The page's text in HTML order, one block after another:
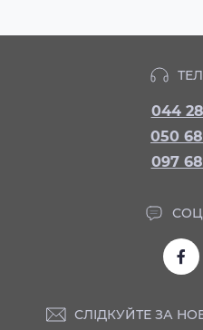
044
050
097
СОЦ
СЛІДКУЙТЕ ЗА